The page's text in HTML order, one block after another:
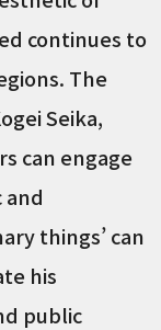
continues to
The
Seika,
can engage
and
things’ can
his
public